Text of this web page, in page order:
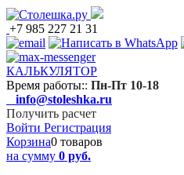
+7 985 227 21 31
КАЛЬКУЛЯТОР
Время работы:: Пн-Пт 10-18
info@stoleshka.ru
Получить расчет
Войти Регистрация
Корзина0 товаров
на сумму 0 руб.